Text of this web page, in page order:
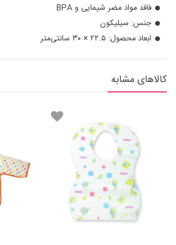
فاقد مواد مضر شیمایی و BPA
جنس: سیلیکون
ابعاد محصول: ۲۲.۵ × ۳۰ سانتی‌متر
کالاهای مشابه